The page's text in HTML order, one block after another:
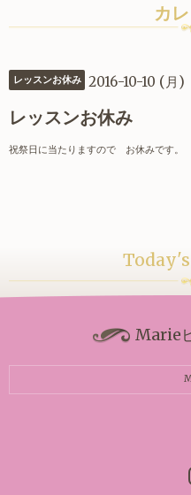
カ
レッスンお休み 2016-10-10 (月)
レッスンお休み
祝祭日に当たりますので お休みです。
Marie